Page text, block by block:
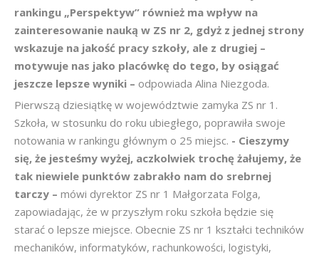
rankingu „Perspektyw” również ma wpływ na
zainteresowanie nauką w ZS nr 2, gdyż z jednej strony
wskazuje na jakość pracy szkoły, ale z drugiej –
motywuje nas jako placówkę do tego, by osiągać
jeszcze lepsze wyniki – odpowiada Alina Niezgoda.
Pierwszą dziesiątkę w województwie zamyka ZS nr 1.
Szkoła, w stosunku do roku ubiegłego, poprawiła swoje
notowania w rankingu głównym o 25 miejsc. - Cieszymy
się, że jesteśmy wyżej, aczkolwiek trochę żałujemy, że
tak niewiele punktów zabrakło nam do srebrnej
tarczy – mówi dyrektor ZS nr 1 Małgorzata Folga,
zapowiadając, że w przyszłym roku szkoła będzie się
starać o lepsze miejsce. Obecnie ZS nr 1 kształci techników
mechaników, informatyków, rachunkowości, logistyki,